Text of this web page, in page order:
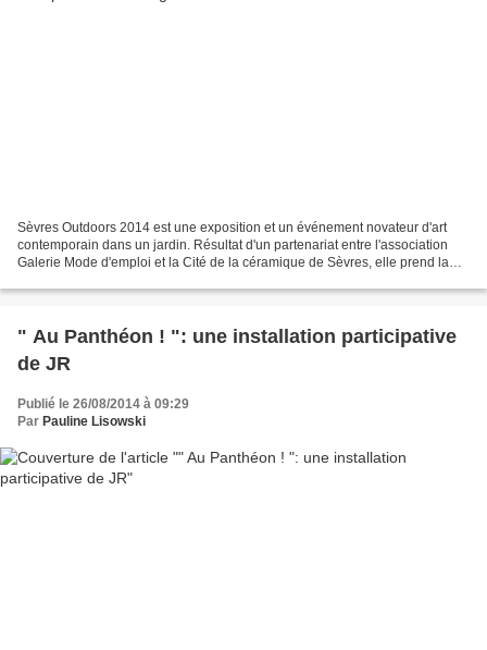
Sèvres Outdoors 2014 est une exposition et un événement novateur d'art
contemporain dans un jardin. Résultat d'un partenariat entre l'association
Galerie Mode d'emploi et la Cité de la céramique de Sèvres, elle prend la
" Au Panthéon ! ": une installation participative
de JR
Publié le 26/08/2014 à 09:29
Par Pauline Lisowski